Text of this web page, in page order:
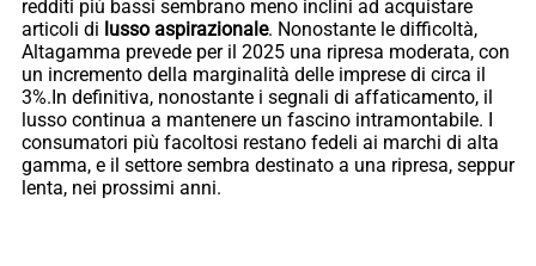
redditi più bassi sembrano meno inclini ad acquistare
articoli di lusso aspirazionale. Nonostante le difficoltà,
Altagamma prevede per il 2025 una ripresa moderata, con
un incremento della marginalità delle imprese di circa il
3%.In definitiva, nonostante i segnali di affaticamento, il
lusso continua a mantenere un fascino intramontabile. I
consumatori più facoltosi restano fedeli ai marchi di alta
gamma, e il settore sembra destinato a una ripresa, seppur
lenta, nei prossimi anni.